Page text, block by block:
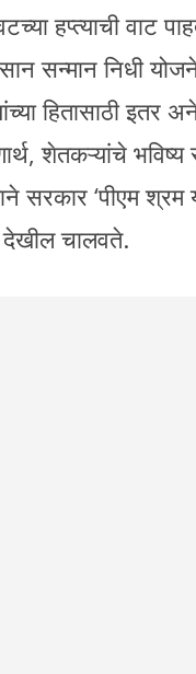
हप्त्याची वाट
सन्मान निधी
हितासाठी इतर
शेतकऱ्यांचे भविष्य
सरकार ‘पीएम श्रम
देखील चालवते.